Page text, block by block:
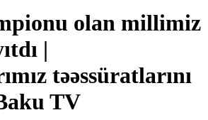
olan millimiz
|
təəssüratlarını
TV